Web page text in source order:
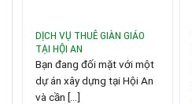
DỊCH VỤ THUÊ GIÀN GIÁO
TẠI HỘI AN
Bạn đang đối mặt với một
dự án xây dựng tại Hội An
và cần [...]